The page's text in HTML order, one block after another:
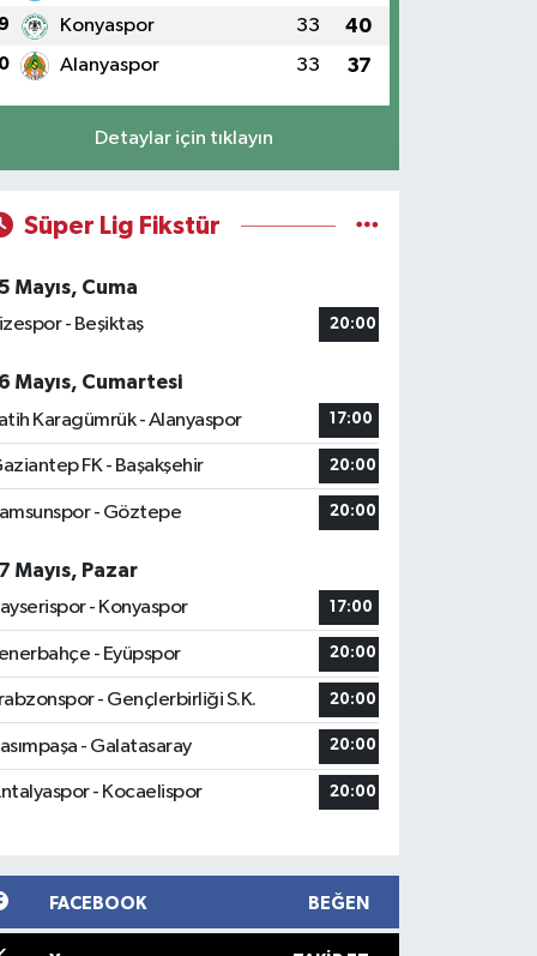
9 Konyaspor 33 40
Alanyaspor 33 37
Detaylar için tıklayın
Süper Lig Fikstür
Mayıs, Cuma
- Beşiktaş
20:00
Mayıs, Cumartesi
Karagümrük - Alanyaspor
17:00
FK - Başakşehir 20:00
- Göztepe 20:00
Mayıs, Pazar
- Konyaspor
17:00
- Eyüpspor 20:00
- Gençlerbirliği S.K. 20:00
- Galatasaray 20:00
- Kocaelispor 20:00
FACEBOOK BEĞEN